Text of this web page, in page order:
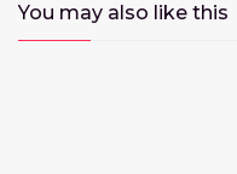
You may also like this